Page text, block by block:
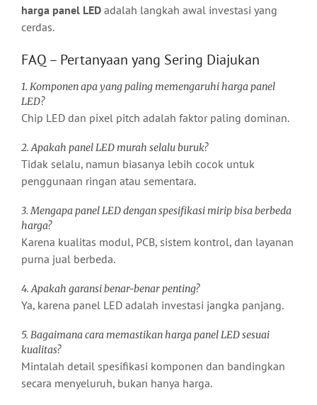
harga panel LED adalah langkah awal investasi yang
cerdas.
FAQ – Pertanyaan yang Sering Diajukan
1. Komponen apa yang paling memengaruhi harga panel
LED?
Chip LED dan pixel pitch adalah faktor paling dominan.
2. Apakah panel LED murah selalu buruk?
Tidak selalu, namun biasanya lebih cocok untuk
penggunaan ringan atau sementara.
3. Mengapa panel LED dengan spesifikasi mirip bisa berbeda
harga?
Karena kualitas modul, PCB, sistem kontrol, dan layanan
purna jual berbeda.
4. Apakah garansi benar-benar penting?
Ya, karena panel LED adalah investasi jangka panjang.
5. Bagaimana cara memastikan harga panel LED sesuai
kualitas?
Mintalah detail spesifikasi komponen dan bandingkan
secara menyeluruh, bukan hanya harga.